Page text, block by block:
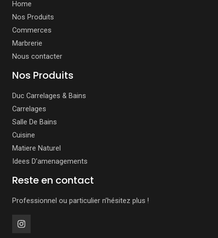
Home
Nos Produits
Commerces
Marbrerie
Nous contacter
Nos Produits
Duc Carrelages & Bains
Carrelages
Salle De Bains
Cuisine
Matiere Naturel
Idees D’amenagements
Reste en contact
Professionnel ou particulier n’hésitez plus !